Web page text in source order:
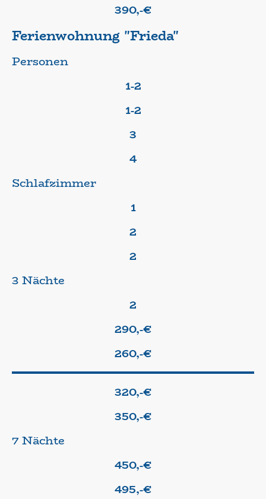
390,-€
Ferienwohnung "Frieda"
Personen
1-2
1-2
3
4
Schlafzimmer
1
2
2
3 Nächte
2
290,-€
260,-€
320,-€
350,-€
7 Nächte
450,-€
495,-€